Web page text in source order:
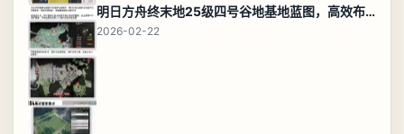
明日方舟终末地25级四号谷地基地蓝图，高效布局规划
2026-02-22